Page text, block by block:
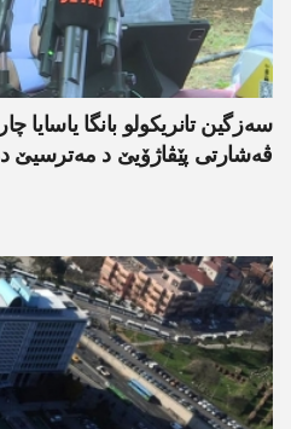
سەزگین تانریکولو بانگا یاسایا
ڤەشارتی پێڤاژۆیێ د مەترسیێ